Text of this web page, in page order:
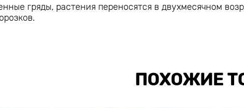
гряды, растения переносятся в двухмесячном
ПОХОЖИЕ